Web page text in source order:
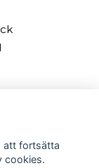
att fortsätta
cookies.